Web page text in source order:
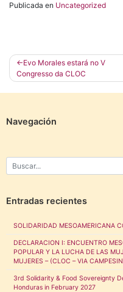
Publicada en Uncategorized
Navegación
de
Evo Morales estará no V
Congresso da CLOC
Navegación
Entradas recientes
SOLIDARIDAD MESOAMERICANA
DECLARACION I: ENCUENTRO
POPULAR Y LA LUCHA DE LAS
MUJERES – (CLOC – VIA
3rd Solidarity & Food Sovereignty
Honduras in February 2027